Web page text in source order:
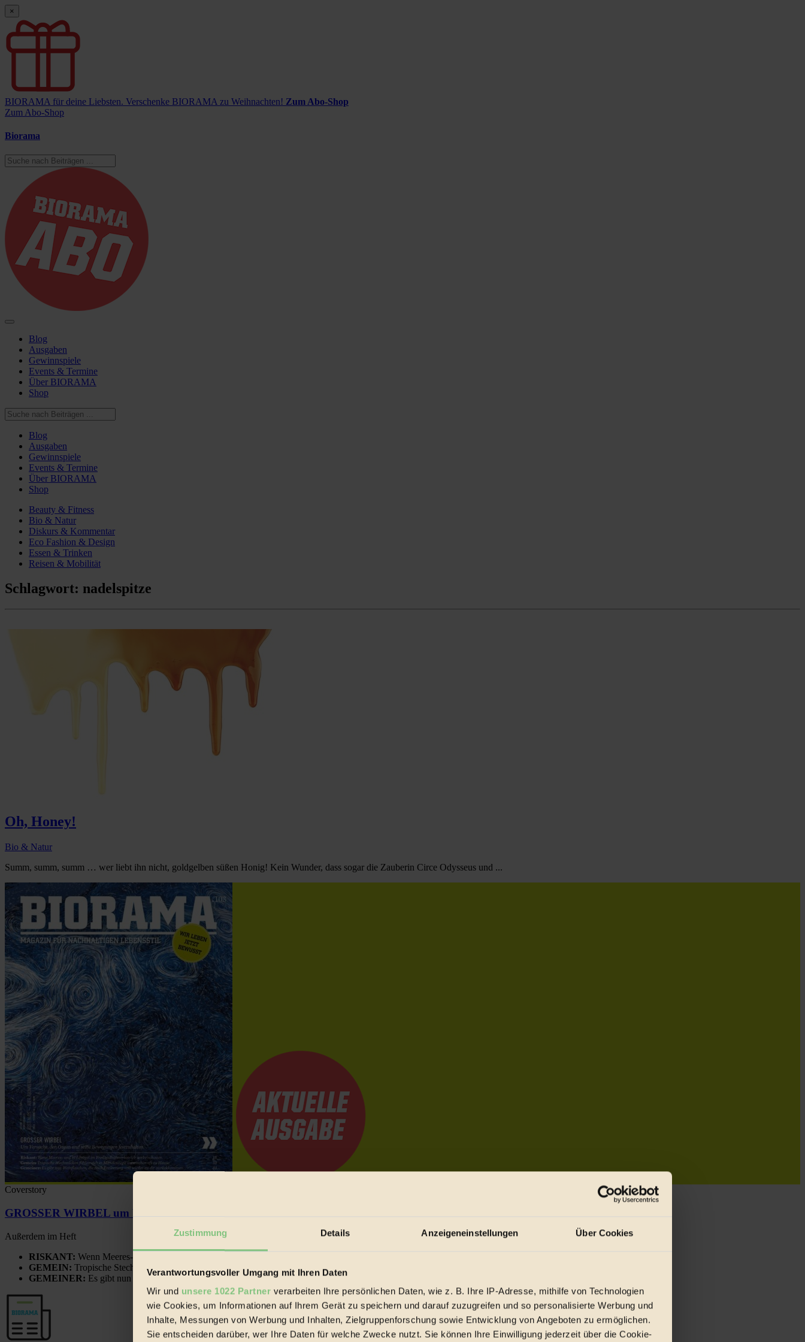
Zustimmung Details Anzeigeneinstellungen Über Cookies
Verantwortungsvoller Umgang mit Ihren Daten
Wir und unsere 1022 Partner verarbeiten Ihre persönlichen Daten, wie z. B. Ihre IP-Adresse, mithilfe von Technologien
wie Cookies, um Informationen auf Ihrem Gerät zu speichern und darauf zuzugreifen und so personalisierte Werbung und
Inhalte, Messungen von Werbung und Inhalten, Zielgruppenforschung sowie Entwicklung von Angeboten zu ermöglichen.
Sie entscheiden darüber, wer Ihre Daten für welche Zwecke nutzt. Sie können Ihre Einwilligung jederzeit über die Cookie-
×
BIORAMA für deine Liebsten. Verschenke BIORAMA zu Weihnachten! Zum Abo-Shop
Zum Abo-Shop
Biorama
Blog
Ausgaben
Gewinnspiele
Events & Termine
Über BIORAMA
Shop
Blog
Ausgaben
Gewinnspiele
Events & Termine
Über BIORAMA
Shop
Beauty & Fitness
Bio & Natur
Diskurs & Kommentar
Eco Fashion & Design
Essen & Trinken
Reisen & Mobilität
Schlagwort: nadelspitze
Oh, Honey!
Bio & Natur
Summ, summ, summ … wer liebt ihn nicht, goldgelben süßen Honig! Kein Wunder, dass sogar die Zauberin Circe Odysseus und ...
Coverstory
GROSSER WIRBEL um Versuche, den Ozean und seine Bewegungen festzuhalten.
Außerdem im Heft
RISKANT: Wenn Meeres- und Wildvögel im Freilandhühnerbetrieb vorbeischauen.
GEMEIN: Tropische Stechmücken fühlen sich in Mitteleuropa inziwschen oft zu Hause.
GEMEINER: Es gibt nun Weinflaschen, die nach Entleerung voll wieder zu dir zurückkommen.